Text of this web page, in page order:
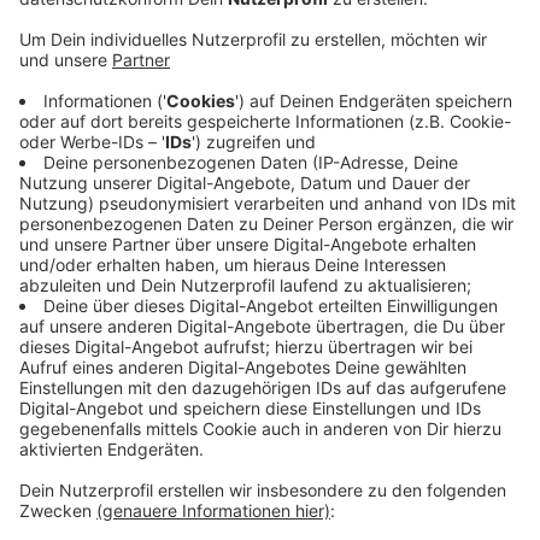
Es wäre nur bei einzelnen Flächen möglich gewesen
auf ein geneigtes Dach umzustellen. Weiterer
Nachteil: Die bisherigen Flachdachfenster wären dann
weggefallen und Klassenräume dunkler. Außerdem
wären die Arbeiten zeitaufwändiger. Das Konzept
verzichtet außerdem auf begrünte Dächer.
Stattdessen sollen die sanierten Dächer für
Solaranlagen vorbereitet sein. In der Vergangenheit
war durch die maroden Dächer immer wieder Wasser in
die Schule eingedrungen. Die Schule musste
Unterricht zeitweise verlagern.
Anzeige